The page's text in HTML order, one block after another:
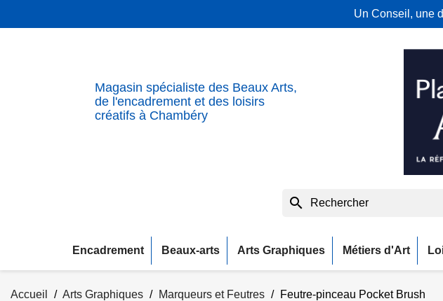
Un Conseil, une
Magasin spécialiste des Beaux Arts,
de l'encadrement et des loisirs
créatifs à Chambéry
search
Encadrement Beaux-arts Arts Graphiques Métiers d'Art
Accueil Arts Graphiques Marqueurs et Feutres Feutre-pinceau Pocket Brush